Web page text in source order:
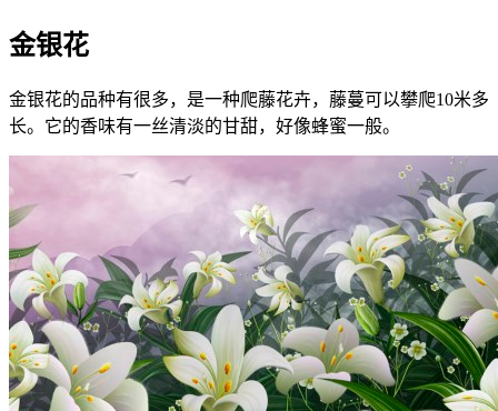
金银花
金银花的品种有很多，是一种爬藤花卉，藤蔓可以攀爬10米多
长。它的香味有一丝清淡的甘甜，好像蜂蜜一般。